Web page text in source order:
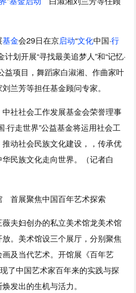
基金会29日在京启动“文化中国·行
计划开展“寻找最美追梦人”和“记忆·
益项目，舞蹈家白淑湘、作曲家叶
兰芳等担任基金顾问专家。
社社会工作发展基金会荣誉理事
·行走世界”公益基金将运用社会工
动社会民族文化建设，，传承优
民族文化走向世界。（记者白
展聚焦中国百年艺术探索
夫妇创办的私立美术馆龙美术馆
放。美术馆设三个展厅，分别聚焦
及当代艺术。开馆展《百年艺
了中国艺术家百年来的实践与探
发出的生机与活力。